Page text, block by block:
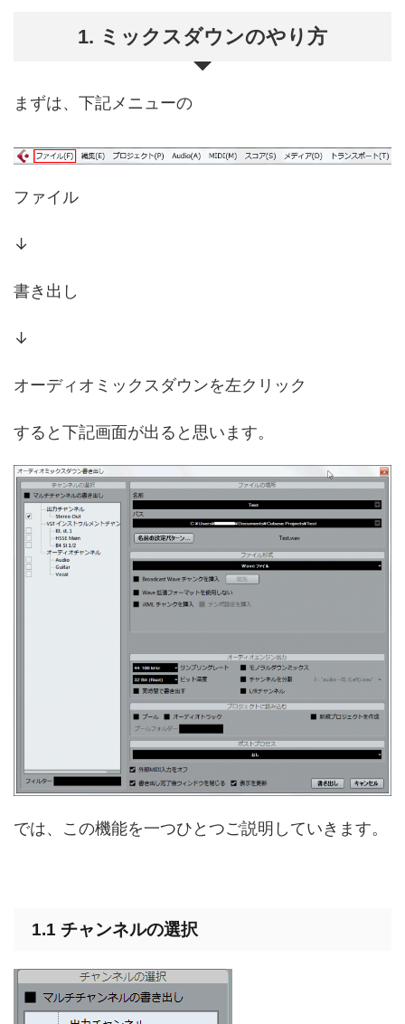
1. ミックスダウンのやり方
まずは、下記メニューの
ファイル
↓
書き出し
↓
オーディオミックスダウンを左クリック
すると下記画面が出ると思います。
では、この機能を一つひとつご説明していきます。
1.1 チャンネルの選択